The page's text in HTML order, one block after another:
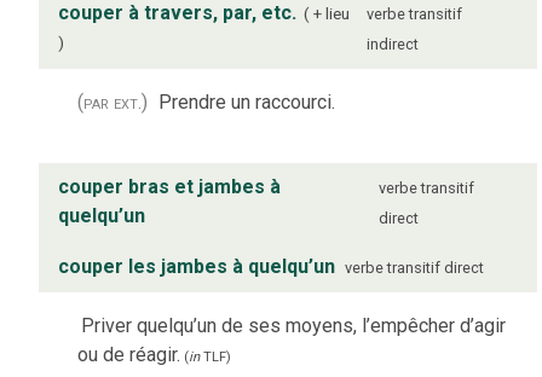
couper à travers, par, etc. + lieu verbe transitif
indirect
(par ext.) Prendre un raccourci.
couper bras et jambes à
quelqu’un
verbe transitif
direct
couper les jambes à quelqu’un verbe transitif direct
Priver quelqu’un de ses moyens, l’empêcher d’agir
ou de réagir. (inTLF)